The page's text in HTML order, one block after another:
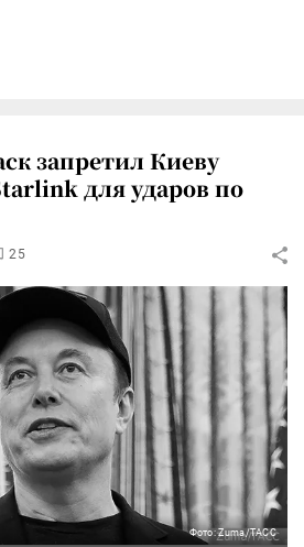
запретил Киеву
для ударов по
25
Фото: Zuma/ТАСС